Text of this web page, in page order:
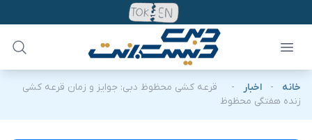
خانه - اخبار -
قرعه کشی محظوظ دبی: جوایز و زمان قرعه کشی
زنده هفتگی محظوظ